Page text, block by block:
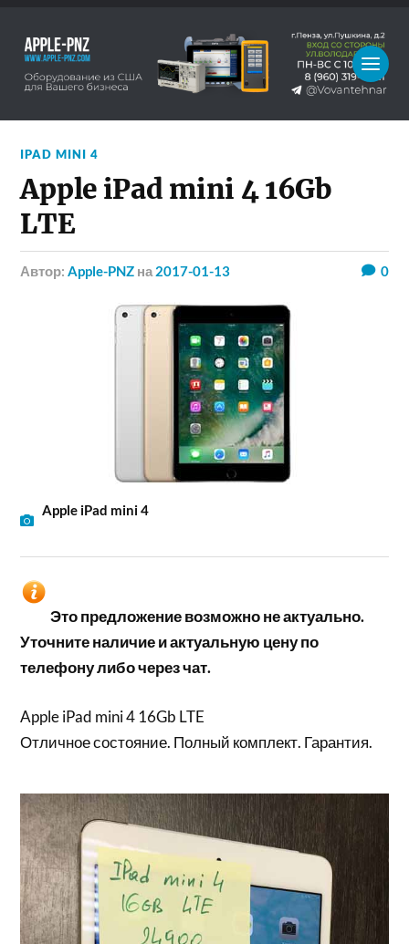
IPAD MINI 4
Apple iPad mini 4 16Gb
LTE
Автор:Apple-PNZ на 2017-01-13 0
Apple iPad mini 4
Это предложение возможно не актуально.
Уточните наличие и актуальную цену по
телефону либо через чат.
Apple iPad mini 4 16Gb LTE
Отличное состояние. Полный комплект. Гарантия.